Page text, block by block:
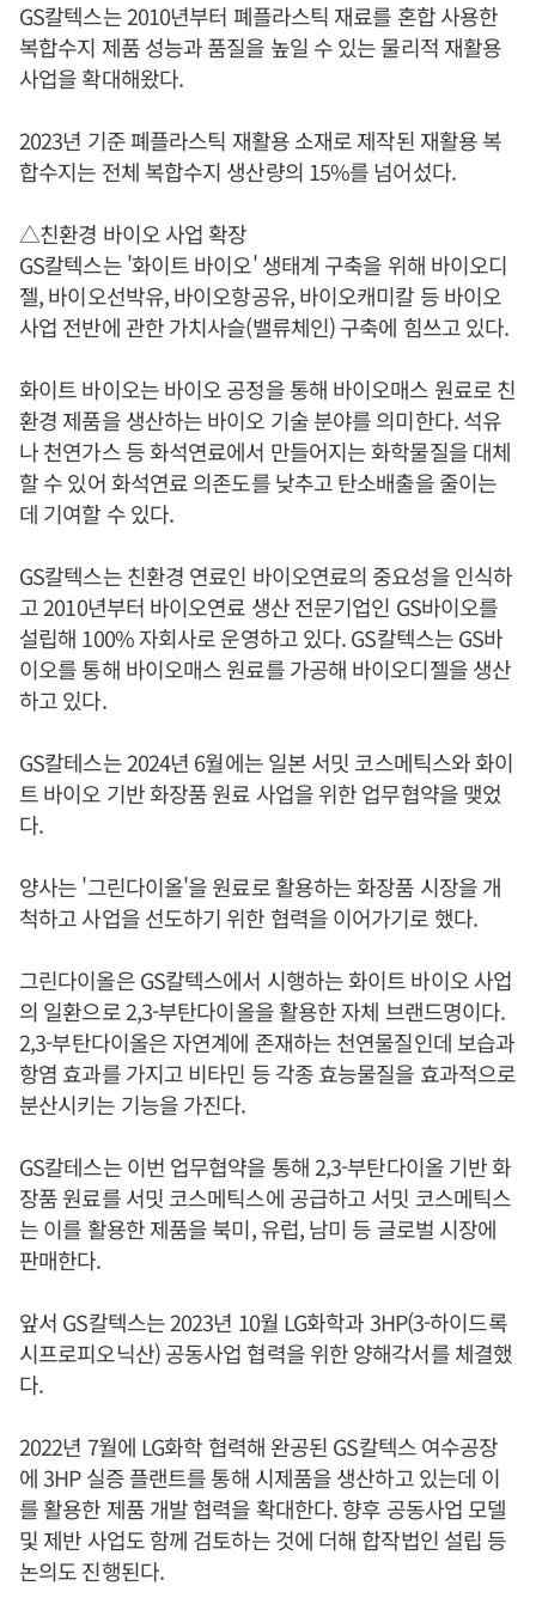
GS칼텍스는 2010년부터 폐플라스틱 재료를 혼합 사용한
복합수지 제품 성능과 품질을 높일 수 있는 물리적 재활용
사업을 확대해왔다.
2023년 기준 폐플라스틱 재활용 소재로 제작된 재활용 복
합수지는 전체 복합수지 생산량의 15%를 넘어섰다.
△친환경 바이오 사업 확장
GS칼텍스는 '화이트 바이오' 생태계 구축을 위해 바이오디
젤, 바이오선박유, 바이오항공유, 바이오캐미칼 등 바이오
사업 전반에 관한 가치사슬(밸류체인) 구축에 힘쓰고 있다.
화이트 바이오는 바이오 공정을 통해 바이오매스 원료로 친
환경 제품을 생산하는 바이오 기술 분야를 의미한다. 석유
나 천연가스 등 화석연료에서 만들어지는 화학물질을 대체
할 수 있어 화석연료 의존도를 낮추고 탄소배출을 줄이는
데 기여할 수 있다.
GS칼텍스는 친환경 연료인 바이오연료의 중요성을 인식하
고 2010년부터 바이오연료 생산 전문기업인 GS바이오를
설립해 100% 자회사로 운영하고 있다. GS칼텍스는 GS바
이오를 통해 바이오매스 원료를 가공해 바이오디젤을 생산
하고 있다.
GS칼테스는 2024년 6월에는 일본 서밋 코스메틱스와 화이
트 바이오 기반 화장품 원료 사업을 위한 업무협약을 맺었
다.
양사는 '그린다이올'을 원료로 활용하는 화장품 시장을 개
척하고 사업을 선도하기 위한 협력을 이어가기로 했다.
그린다이올은 GS칼텍스에서 시행하는 화이트 바이오 사업
의 일환으로 2,3-부탄다이올을 활용한 자체 브랜드명이다.
2,3-부탄다이올은 자연계에 존재하는 천연물질인데 보습과
항염 효과를 가지고 비타민 등 각종 효능물질을 효과적으로
분산시키는 기능을 가진다.
GS칼테스는 이번 업무협약을 통해 2,3-부탄다이올 기반 화
장품 원료를 서밋 코스메틱스에 공급하고 서밋 코스메틱스
는 이를 활용한 제품을 북미, 유럽, 남미 등 글로벌 시장에
판매한다.
앞서 GS칼텍스는 2023년 10월 LG화학과 3HP(3-하이드록
시프로피오닉산) 공동사업 협력을 위한 양해각서를 체결했
다.
2022년 7월에 LG화학 협력해 완공된 GS칼텍스 여수공장
에 3HP 실증 플랜트를 통해 시제품을 생산하고 있는데 이
를 활용한 제품 개발 협력을 확대한다. 향후 공동사업 모델
및 제반 사업도 함께 검토하는 것에 더해 합작법인 설립 등
논의도 진행된다.